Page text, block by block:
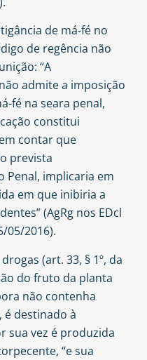
de má-fé no
de regência não
“A
admite a imposição
fé na seara penal,
constitui
contar que
prevista
Penal, implicaria em
em que inibiria a
(AgRg nos EDcl
05/2016).
(art. 33, § 1º, da
do fruto da planta
não contenha
é destinado à
sua vez é produzida
“e sua